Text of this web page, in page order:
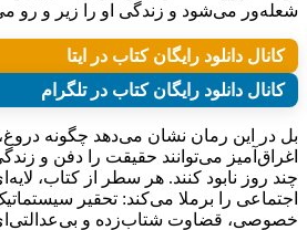
شعله‌ور می‌شود و زندگی او را زیر و رو
کانال دانلود رایگان کتاب در ایتا
کانال دانلود رایگان کتاب در تلگرام
بل در این رمان نشان می‌دهد چگونه
اغراق‌آمیز می‌توانند حقیقت را دفن و
چند روز نابود کنند. هر سطر از کتاب،
اجتماعی را برملا می‌کند: تحقیر
خصوصی، قضاوت شتاب‌زده و